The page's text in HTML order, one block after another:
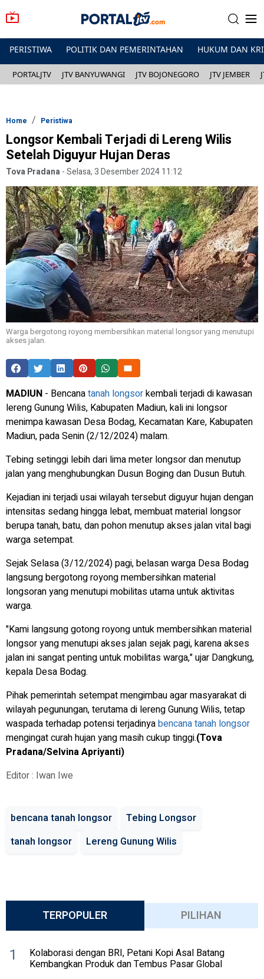
PERISTIWA POLITIK DAN PEMERINTAHAN HUKUM DAN
PORTALJTV JTV BANYUWANGI JTV BOJONEGORO JTV JEMBER
Home Peristiwa
Longsor Kembali Terjadi di Lereng Wilis
Setelah Diguyur Hujan Deras
Tova Pradana-Selasa, 3 Desember 2024 11:12
Warga bergotong royong membersihkan material longsor yang menutupi
akses jalan.
MADIUN - Bencanatanah longsorkembali terjadi di kawasan
lereng Gunung Wilis, Kabupaten Madiun, kali ini longsor
menimpa kawasan Desa Bodag, Kecamatan Kare, Kabupaten
Madiun, pada Senin (2/12/2024) malam.
Tebing setinggi lebih dari lima meter longsor dan menutup
jalan yang menghubungkan Dusun Boging dan Dusun Butuh.
Kejadian ini terjadi usai wilayah tersebut diguyur hujan dengan
intensitas sedang hingga lebat, membuat material longsor
berupa tanah, batu, dan pohon menutup akses jalan vital bagi
warga setempat.
Sejak Selasa (3/12/2024) pagi, belasan warga Desa Bodag
langsung bergotong royong membersihkan material
longsoran yang menutupi mobilitas utama untuk aktivitas
warga.
"Kami langsung gotong royong untuk membersihkan material
longsor yang menutupi akses jalan sejak pagi, karena akses
jalan ini sangat penting untuk mobilitas warga," ujar Dangkung,
kepala Desa Bodag.
Pihak pemerintah setempat mengimbau agar masyarakat di
wilayah pegunungan, terutama di lereng Gunung Wilis, tetap
waspada terhadap potensi terjadinyabencanatanah longsor
mengingat curah hujan yang masih cukup tinggi.(Tova
Pradana/Selvina Apriyanti)
Editor : Iwan Iwe
bencana tanah longsor
Tebing Longsor
tanah longsor
Lereng Gunung Wilis
TERPOPULER PILIHAN
1 Kolaborasi dengan BRI, Petani Kopi Asal Batang
Kembangkan Produk dan Tembus Pasar Global